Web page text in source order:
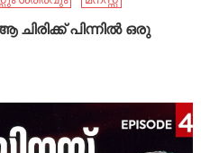
പിന്നിൽ ഒരു